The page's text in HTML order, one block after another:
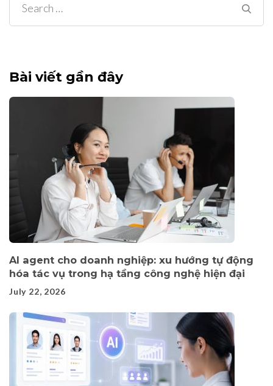
Search
for:
Bài viết gần đây
AI agent cho doanh nghiệp: xu hướng tự động
hóa tác vụ trong hạ tầng công nghệ hiện đại
July 22, 2026